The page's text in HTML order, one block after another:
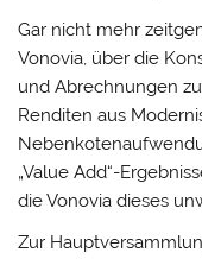
Gar nicht mehr
Vonovia, über die
und Abrechnungen
Renditen aus
„Value Add“-
die Vonovia dieses
Zur